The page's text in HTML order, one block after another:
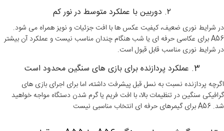
۲. دوربین با عملکرد متوسط در نور کم
در شرایط نوری ضعیف، کیفیت عکس ها با افت جزئیات و نویز همراه می شود.
A56 برای عکاسی حرفه ای یا شب هنگام چندان مناسب نیست و عملکرد آن بیشتر
در شرایط نوری مناسب قابل قبول است.
3. عملکرد پردازنده برای بازی های سنگین محدود است
اگرچه پردازنده نسبت به نسل قبل پیشرفت داشته، اما برای اجرای بازی های
گرافیکی سنگین در تنظیمات بالا، با افت فریم یا گرم شدن دستگاه مواجه خواهید
شد. A56 برای گیمرهای حرفه ای انتخاب مناسبی نیست